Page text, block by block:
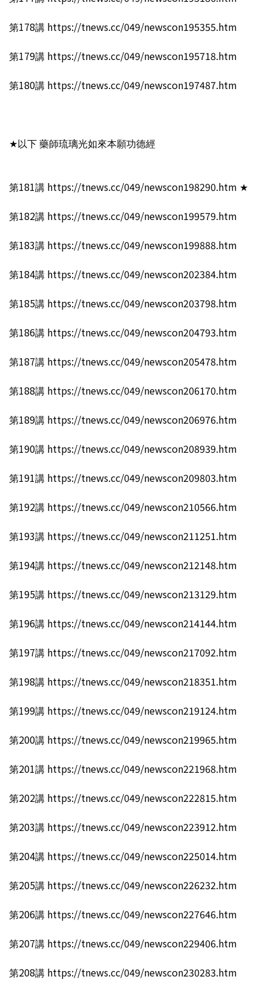
第178講 https://tnews.cc/049/newscon195355.htm
第179講 https://tnews.cc/049/newscon195718.htm
第180講 https://tnews.cc/049/newscon197487.htm
★以下 藥師琉璃光如來本願功德經
第181講 https://tnews.cc/049/newscon198290.htm ★
第182講 https://tnews.cc/049/newscon199579.htm
第183講 https://tnews.cc/049/newscon199888.htm
第184講 https://tnews.cc/049/newscon202384.htm
第185講 https://tnews.cc/049/newscon203798.htm
第186講 https://tnews.cc/049/newscon204793.htm
第187講 https://tnews.cc/049/newscon205478.htm
第188講 https://tnews.cc/049/newscon206170.htm
第189講 https://tnews.cc/049/newscon206976.htm
第190講 https://tnews.cc/049/newscon208939.htm
第191講 https://tnews.cc/049/newscon209803.htm
第192講 https://tnews.cc/049/newscon210566.htm
第193講 https://tnews.cc/049/newscon211251.htm
第194講 https://tnews.cc/049/newscon212148.htm
第195講 https://tnews.cc/049/newscon213129.htm
第196講 https://tnews.cc/049/newscon214144.htm
第197講 https://tnews.cc/049/newscon217092.htm
第198講 https://tnews.cc/049/newscon218351.htm
第199講 https://tnews.cc/049/newscon219124.htm
第200講 https://tnews.cc/049/newscon219965.htm
第201講 https://tnews.cc/049/newscon221968.htm
第202講 https://tnews.cc/049/newscon222815.htm
第203講 https://tnews.cc/049/newscon223912.htm
第204講 https://tnews.cc/049/newscon225014.htm
第205講 https://tnews.cc/049/newscon226232.htm
第206講 https://tnews.cc/049/newscon227646.htm
第207講 https://tnews.cc/049/newscon229406.htm
第208講 https://tnews.cc/049/newscon230283.htm